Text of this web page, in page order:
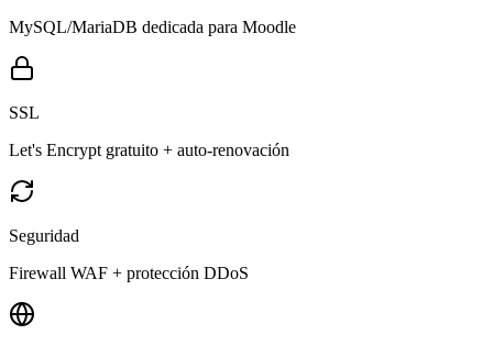
MySQL/MariaDB dedicada para Moodle
SSL
Let's Encrypt gratuito + auto-renovación
Seguridad
Firewall WAF + protección DDoS